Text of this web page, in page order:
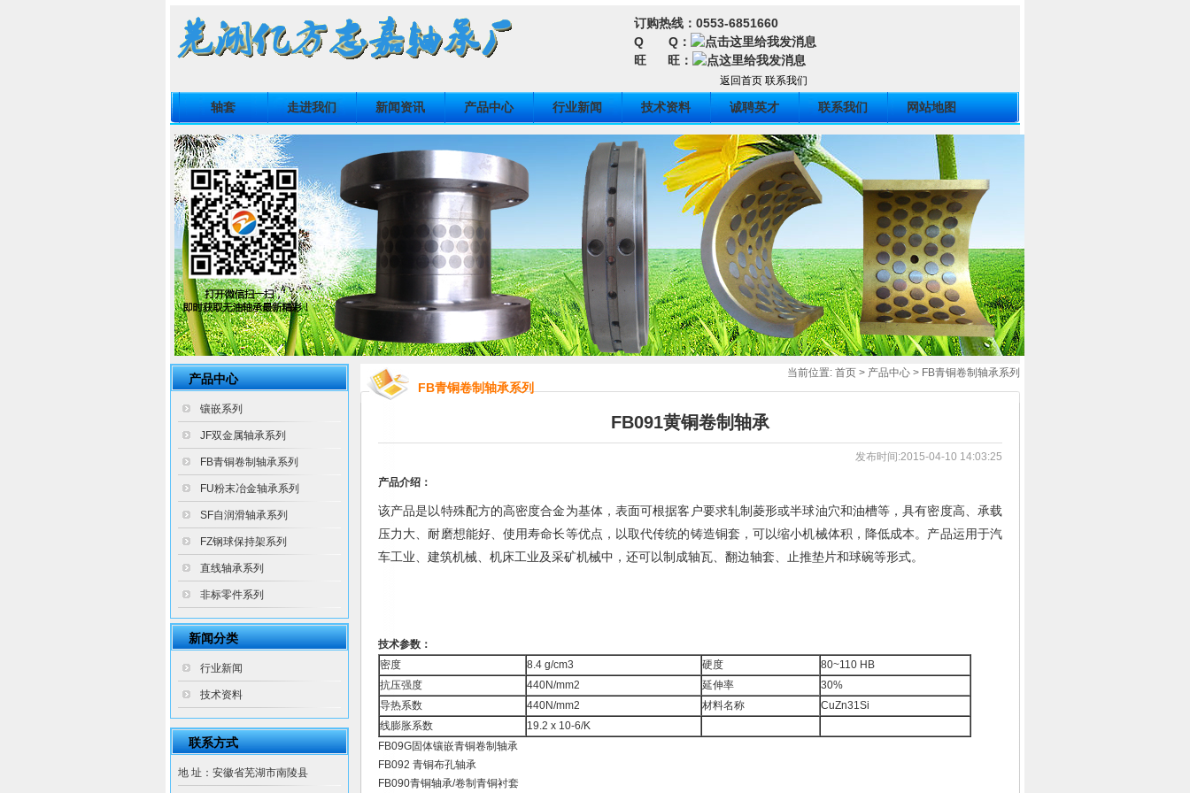
订购热线：0553-6851660
Q Q：
旺 旺：
返回首页 联系我们
轴套 走进我们 新闻资讯 产品中心 行业新闻 技术资料 诚聘英才 联系我们 网站地图
产品中心
镶嵌系列
JF双金属轴承系列
FB青铜卷制轴承系列
FU粉末冶金轴承系列
SF自润滑轴承系列
FZ钢球保持架系列
直线轴承系列
非标零件系列
新闻分类
行业新闻
技术资料
联系方式
地 址：安徽省芜湖市南陵县
当前位置: 首页 > 产品中心 > FB青铜卷制轴承系列
FB青铜卷制轴承系列
FB091黄铜卷制轴承
发布时间:2015-04-10 14:03:25
产品介绍：
该产品是以特殊配方的高密度合金为基体，表面可根据客户要求轧制菱形或半球油穴和油槽等，具有密度高、承载
压力大、耐磨想能好、使用寿命长等优点，以取代传统的铸造铜套，可以缩小机械体积，降低成本。产品运用于汽
车工业、建筑机械、机床工业及采矿机械中，还可以制成轴瓦、翻边轴套、止推垫片和球碗等形式。
技术参数：
密度
8.4 g/cm3 硬度
80~110 HB
抗压强度
440N/mm2 延伸率
30%
导热系数
440N/mm2 材料名称
CuZn31Si
线膨胀系数
19.2 x 10-6/K
FB09G固体镶嵌青铜卷制轴承
FB092 青铜布孔轴承
FB090青铜轴承/卷制青铜衬套